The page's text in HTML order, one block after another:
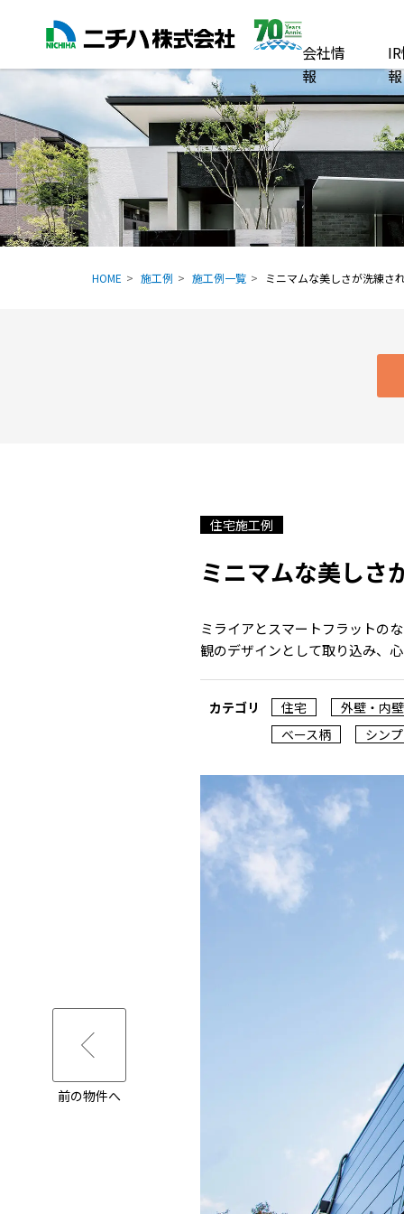
会社情
報
報
HOME 施工例 施工例一覧 ミニマムな美しさが洗練さ
住宅施工例
ミニマムな美しさ
ミライアとスマートフラットの
観のデザインとして取り込み、
カテゴリ 住宅
外壁・内壁
ベース柄
シン
前の物件へ